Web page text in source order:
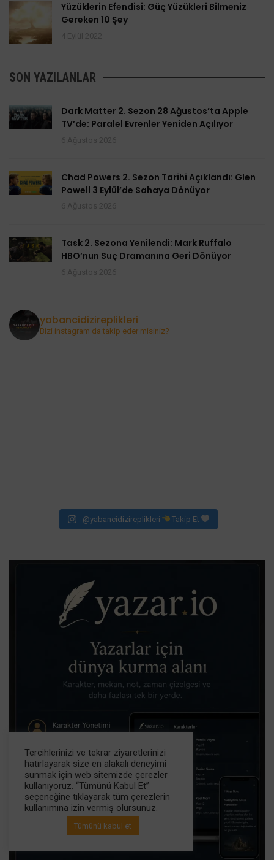
Yüzüklerin Efendisi: Güç Yüzükleri Bilmeniz
Gereken 10 Şey
SON YAZILANLAR
Dark Matter 2. Sezon 28 Ağustos’ta Apple
TV’de: Paralel Evrenler Yeniden Açılıyor
Chad Powers 2. Sezon Tarihi Açıklandı: Glen
Powell 3 Eylül’de Sahaya Dönüyor
Task 2. Sezona Yenilendi: Mark Ruffalo
HBO’nun Suç Dramanına Geri Dönüyor
yabancidizireplikleri
Bizi instagram da takip eder misiniz?
@yabancidizireplikleri Takip Et
Tercihlerinizi ve tekrar ziyaretlerinizi
hatırlayarak size en alakalı deneyimi
sunmak için web sitemizde çerezler
kullanıyoruz. “Tümünü Kabul Et”
seçeneğine tıklayarak tüm çerezlerin
kullanımına izin vermiş olursunuz.
Tümünü kabul et